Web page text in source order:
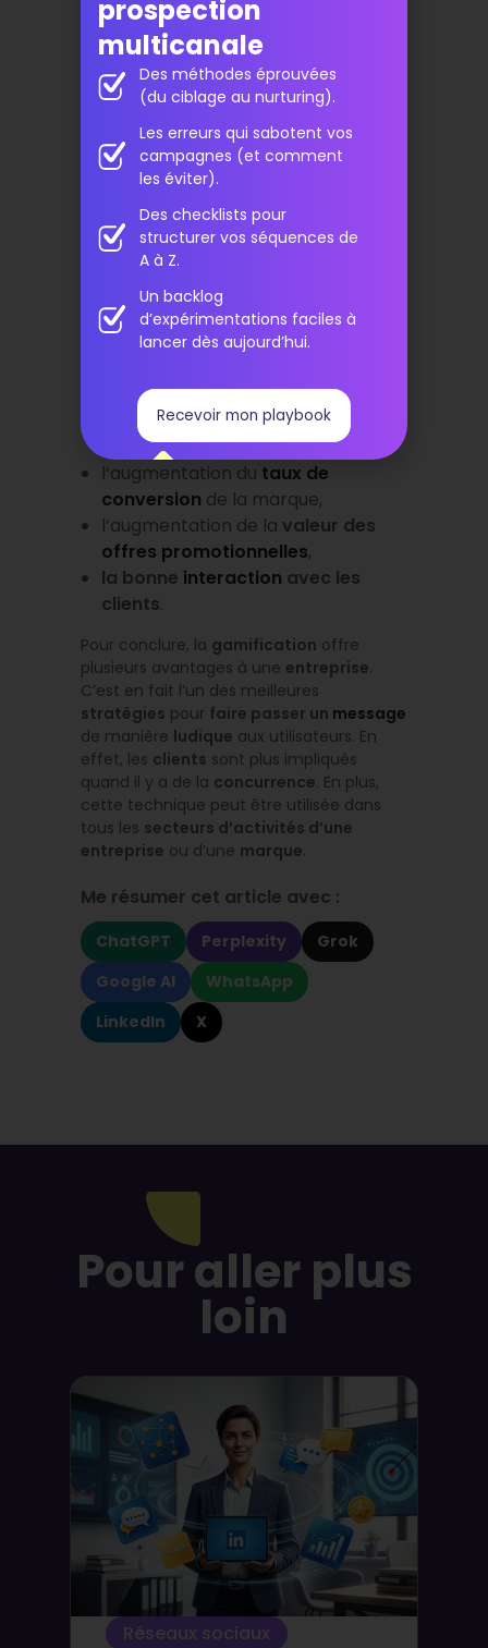
avantages de la
gamification
dans le
marketing
dans la stratégie marketing
nombreuxavantagespour une entreprise
ou une marque. Les bénéfices les plus
importantes sont :
l’augmentation et l’amélioration de
l’engagement des utilisateurs
de lafidélité de la marque,
le recueild’informations
mportantes sur les participants,
l’augmentation du taux de
conversion de la marque,
l’augmentation de la valeur des
offres promotionnelles,
la bonne interaction avec les
clients.
Pour conclure, la gamification offre
plusieurs avantages à une entreprise.
C’est en fait l’un des meilleures
stratégies pour faire passer un message
de manière ludique aux utilisateurs. En
effet, les clients sont plus impliqués
quand il y a de la concurrence. En plus,
cette technique peut être utilisée dans
tous les secteurs d’activités d’une
entreprise ou d’une marque.
Me résumer cet article avec :
ChatGPT Perplexity
Grok
Google AI
WhatsApp
LinkedIn
X
Pour aller plus
loin
Réseaux sociaux
prospection
multicanale
Des méthodes éprouvées
(du ciblage au nurturing).
Les erreurs qui sabotent vos
campagnes (et comment
les éviter).
Des checklists pour
structurer vos séquences de
A à Z.
Un backlog
d’expérimentations faciles à
lancer dès aujourd’hui.
Recevoir mon playbook